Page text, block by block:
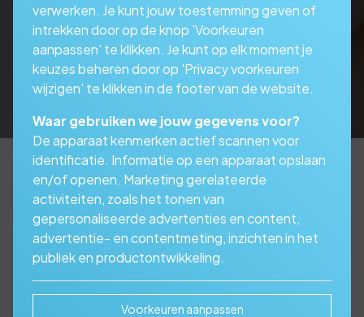
Bekijk de mogelijkheden
van een
Kapitaalverzekeringen
Eigen Woning (KEW)
verwerken. Je kunt jouw toestemming geven of
intrekken door op de knop 'Voorkeuren
aanpassen' te klikken. Je kunt op elk moment je
keuzes beheren door op 'Privacy voorkeuren
wijzigen' te klikken in de footer van de website.
Waar gebruiken we jouw gegevens voor?
De apparaat kenmerken actief scannen voor
identificatie. Informatie op een apparaat opslaan
en/of openen. Marketing gerelateerde
activiteiten, zoals het tonen van
gepersonaliseerde advertenties en content,
advertentie- en contentmeting, inzichten in het
publiek en productontwikkeling.
Voorkeuren aanpassen